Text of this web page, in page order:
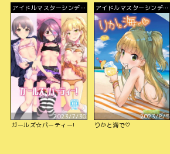
アイドルマスターシンデレ
ラガールズ
2023/7/30
ガールズ☆パーティー!
アイドルマスターシンデレ
ラガールズ
2023/8/5
りかと海で♡